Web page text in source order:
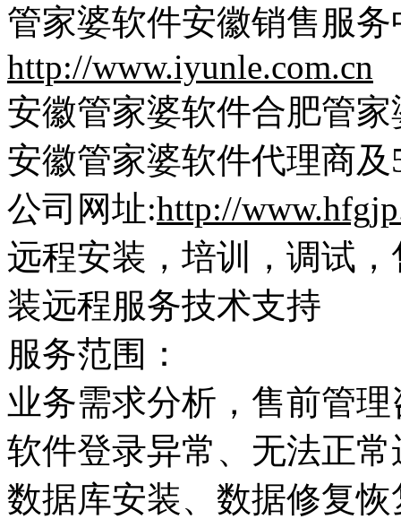
管家婆软件安徽销售服
http://www.iyunle.com.cn
安徽管家婆软件合肥管
安徽管家婆软件代理商及
公司网址:http://
远程安装，培训，调试，
装远程服务技术支持
服务范围：
业务需求分析，售前管
软件登录异常、无法正
数据库安装、数据修复